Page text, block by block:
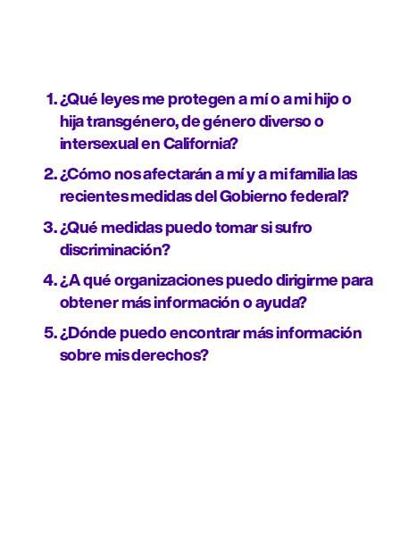
¿Qué leyes me protegen a mí o a mi hijo o
hija transgénero, de género diverso o
intersexual en California?
¿Cómo nos afectarán a mí y a mi familia las
recientes medidas del Gobierno federal?
¿Qué medidas puedo tomar si sufro
discriminación?
¿A qué organizaciones puedo dirigirme para
obtener más información o ayuda?
¿Dónde puedo encontrar más información
sobre mis derechos?